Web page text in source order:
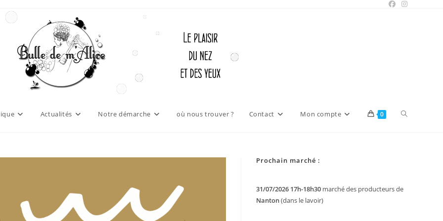
Actualités Notre démarche où nous trouver ? Contact Mon compte 0 Toggle
search
Prochain marché :
31/07/2026 17h-18h30 marché des producteurs de
Nanton(dans le lavoir)